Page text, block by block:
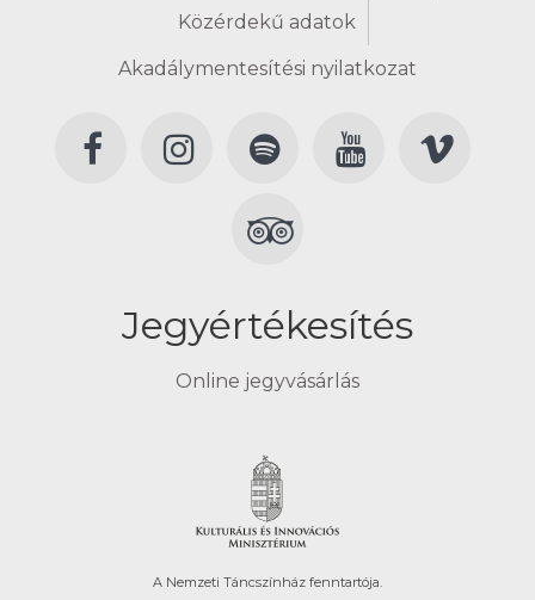
Közérdekű adatok
Akadálymentesítési nyilatkozat
Jegyértékesítés
Online jegyvásárlás
A Nemzeti Táncszínház fenntartója.